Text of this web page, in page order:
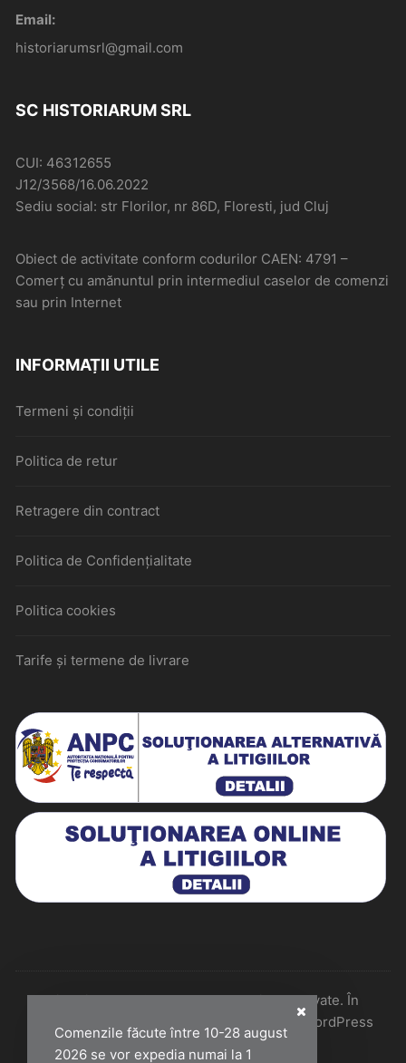
Comenzile făcute între 10-28 august
2026 se vor expedia numai la 1
Email:
historiarumsrl@gmail.com
SC HISTORIARUM SRL
CUI: 46312655
J12/3568/16.06.2022
Sediu social: str Florilor, nr 86D, Floresti, jud Cluj
Obiect de activitate conform codurilor CAEN: 4791 –
Comerţ cu amănuntul prin intermediul caselor de comenzi
sau prin Internet
INFORMAȚII UTILE
Termeni și condiții
Politica de retur
Retragere din contract
Politica de Confidențialitate
Politica cookies
Tarife și termene de livrare
Historiarum 2026 - Toate drepturile rezervate. În
colaborare cu Perfect Pixel & Mentenanță WordPress